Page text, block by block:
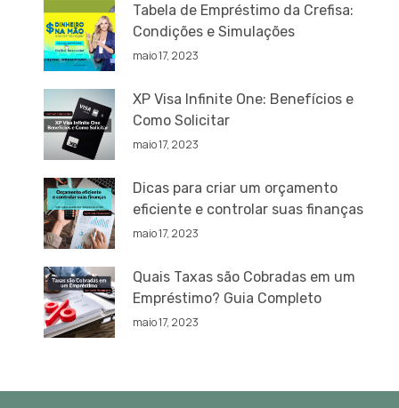
Tabela de Empréstimo da Crefisa:
Condições e Simulações
maio 17, 2023
XP Visa Infinite One: Benefícios e
Como Solicitar
maio 17, 2023
Dicas para criar um orçamento
eficiente e controlar suas finanças
maio 17, 2023
Quais Taxas são Cobradas em um
Empréstimo? Guia Completo
maio 17, 2023